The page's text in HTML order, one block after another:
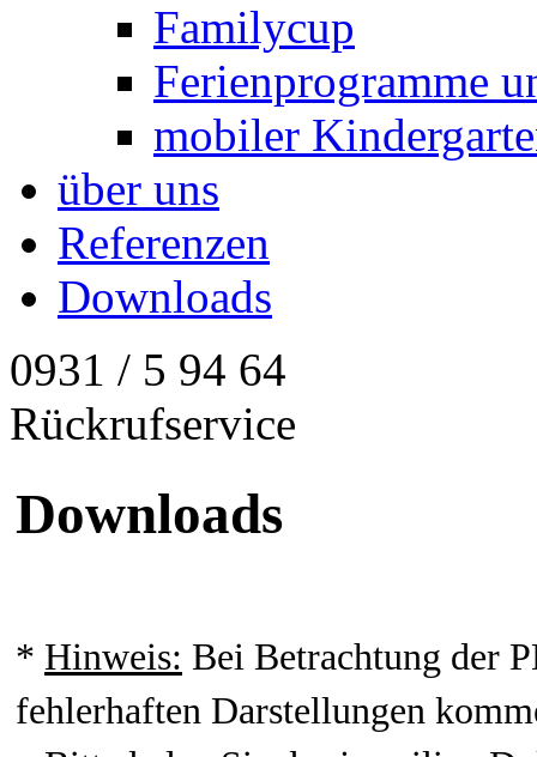
Familycup
Ferienprogramme
mobiler
über uns
Referenzen
Downloads
0931 / 5 94 64
Rückrufservice
Downloads
* Hinweis: Bei Betrachtung der
fehlerhaften Darstellungen